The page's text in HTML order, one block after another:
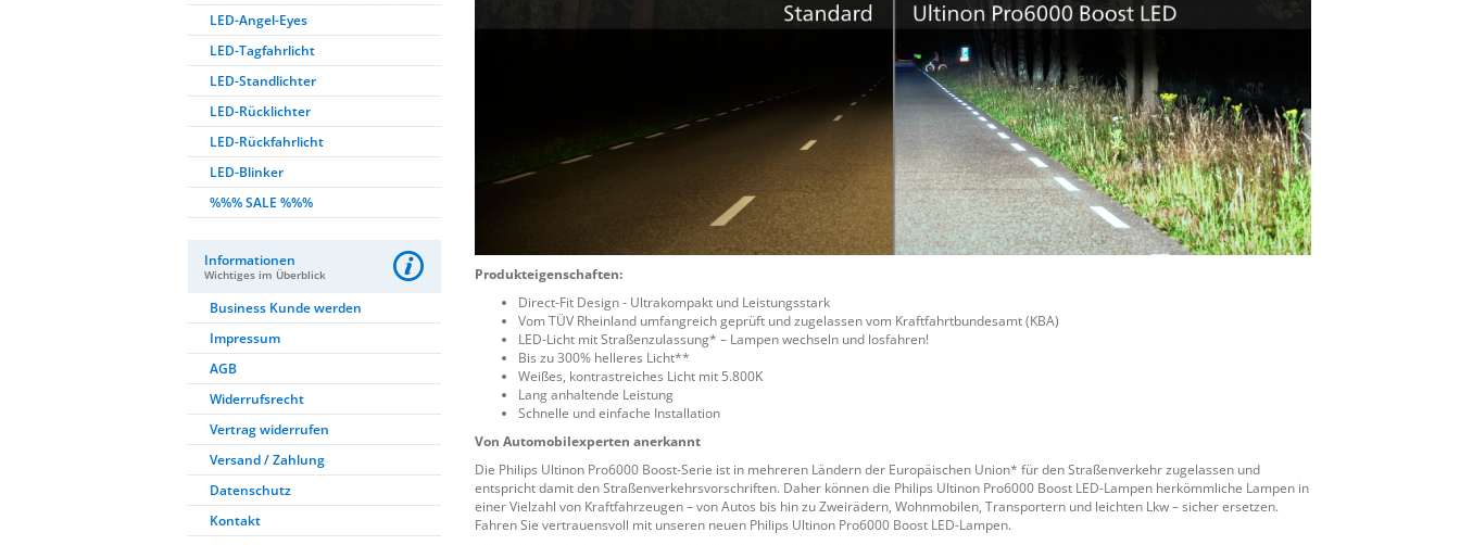
Produkteigenschaften:
Direct-Fit Design - Ultrakompakt und Leistungsstark
Vom TÜV Rheinland umfangreich geprüft und zugelassen vom Kraftfahrtbundesamt (KBA)
LED-Licht mit Straßenzulassung* – Lampen wechseln und losfahren!
Bis zu 300% helleres Licht**
Weißes, kontrastreiches Licht mit 5.800K
Lang anhaltende Leistung
Schnelle und einfache Installation
Von Automobilexperten anerkannt
Die Philips Ultinon Pro6000 Boost-Serie ist in mehreren Ländern der Europäischen Union* für den Straßenverkehr zugelassen und
entspricht damit den Straßenverkehrsvorschriften. Daher können die Philips Ultinon Pro6000 Boost LED-Lampen herkömmliche Lampen in
einer Vielzahl von Kraftfahrzeugen – von Autos bis hin zu Zweirädern, Wohnmobilen, Transportern und leichten Lkw – sicher ersetzen.
Fahren Sie vertrauensvoll mit unseren neuen Philips Ultinon Pro6000 Boost LED-Lampen.
LED-Angel-Eyes
LED-Tagfahrlicht
LED-Standlichter
LED-Rücklichter
LED-Rückfahrlicht
LED-Blinker
%%% SALE %%%
Informationen
Wichtiges im Überblick
Business Kunde werden
Impressum
AGB
Widerrufsrecht
Vertrag widerrufen
Versand / Zahlung
Datenschutz
Kontakt